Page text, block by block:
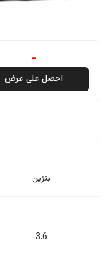
-
احصل على عرض
بنزين
3.6